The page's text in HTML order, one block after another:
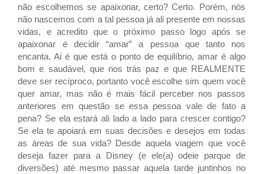
não escolhemos se apaixonar, certo? Certo. Porém, nós
não nascemos com a tal pessoa já ali presente em nossas
vidas, e acredito que o próximo passo logo após se
apaixonar é decidir “amar” a pessoa que tanto nos
encanta. Ai é que está o ponto de equilíbrio, amar é algo
bom e saudável, que nos trás paz e que REALMENTE
deve ser recíproco, portanto você escolhe sim quem você
quer amar, mas não é mais fácil perceber nos passos
anteriores em questão se essa pessoa vale de fato a
pena? Se ela estará ali lado a lado para crescer contigo?
Se ela te apoiará em suas decisões e desejos em todas
as áreas de sua vida? Desde aquela viagem que você
deseja fazer para a Disney (e ele(a) odeie parque de
diversões) até mesmo passar aquela tarde juntinhos no